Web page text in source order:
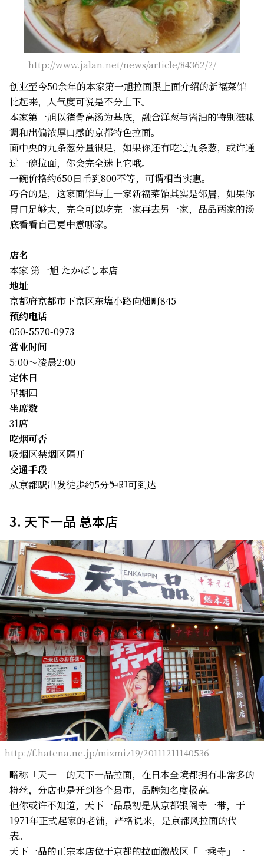
http://www.jalan.net/news/article/84362/2/
创业至今50余年的本家第一旭拉面跟上面介绍的新福菜馆
比起来，人气度可说是不分上下。
本家第一旭以猪骨高汤为基底，融合洋葱与酱油的特别滋味
调和出偏浓厚口感的京都特色拉面。
面中央的九条葱分量很足，如果你还有吃过九条葱，或许通
过一碗拉面，你会完全迷上它哦。
一碗价格约650日币到800不等，可谓相当实惠。
巧合的是，这家面馆与上一家新福菜馆其实是邻居，如果你
胃口足够大，完全可以吃完一家再去另一家，品品两家的汤
底看看自己更中意哪家。
店名
本家 第一旭 たかばし本店
地址
京都府京都市下京区东塩小路向畑町845
预约电话
050-5570-0973
営业时间
5:00～凌晨2:00
定休日
星期四
坐席数
31席
吃烟可否
吸烟区禁烟区隔开
交通手段
从京都駅出发徒歩约5分钟即可到达
3. 天下一品 总本店
http://f.hatena.ne.jp/mizmiz19/20111211140536
略称「天一」的天下一品拉面，在日本全境都拥有非常多的
粉丝，分店也是开到各个县市，品牌知名度极高。
但你或许不知道，天下一品最初是从京都银阁寺一带，于
1971年正式起家的老铺，严格说来，是京都风拉面的代
表。
天下一品的正宗本店位于京都的拉面激战区「一乘寺」一